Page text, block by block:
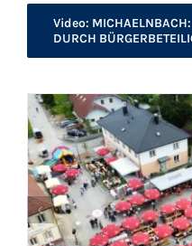
Video:
DURCH